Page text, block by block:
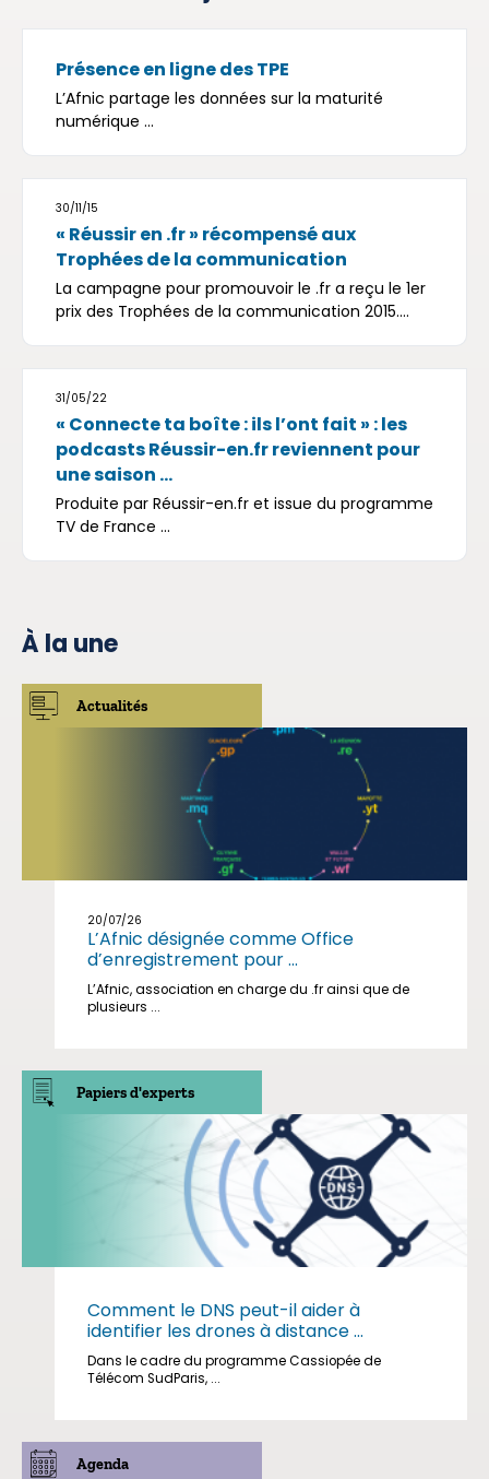
Présence en ligne des TPE
L’Afnic partage les données sur la maturité
numérique ...
30/11/15
« Réussir en .fr » récompensé aux
Trophées de la communication
La campagne pour promouvoir le .fr a reçu le 1er
prix des Trophées de la communication 2015....
31/05/22
« Connecte ta boîte : ils l’ont fait » : les
podcasts Réussir-en.fr reviennent pour
une saison ...
Produite par Réussir-en.fr et issue du programme
TV de France ...
À la une
Actualités
20/07/26
L’Afnic désignée comme Office
d’enregistrement pour ...
L’Afnic, association en charge du .fr ainsi que de
plusieurs ...
Papiers d'experts
Comment le DNS peut-il aider à
identifier les drones à distance ...
Dans le cadre du programme Cassiopée de
Télécom SudParis, ...
Agenda